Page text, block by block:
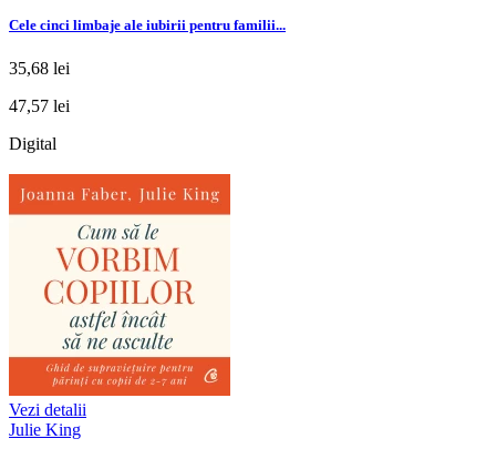
Cele cinci limbaje ale iubirii pentru familii...
35,68 lei
47,57 lei
Digital
Vezi detalii
Julie King